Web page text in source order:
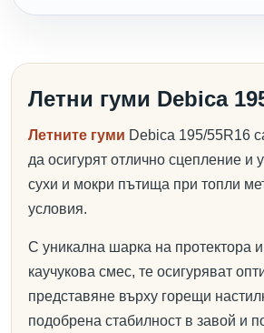
Летни гуми Debica
Летните гуми Debica 195/55R16
да осигурят отлично сцепление и
сухи и мокри пътища при топли
условия.
С уникална шарка на протектора и
каучукова смес, те осигуряват
представяне върху горещи
подобрена стабилност в завой и